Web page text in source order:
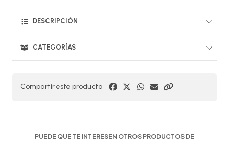
DESCRIPCIÓN
CATEGORÍAS
Compartir este producto
PUEDE QUE TE INTERESEN OTROS PRODUCTOS DE